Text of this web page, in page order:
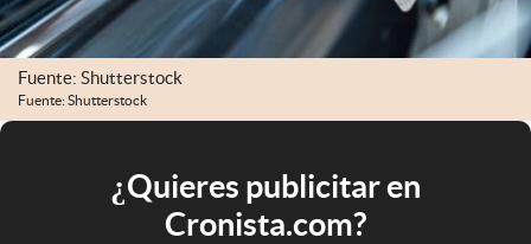
Fuente: Shutterstock
Fuente: Shutterstock
¿Quieres publicitar en
Cronista.com?